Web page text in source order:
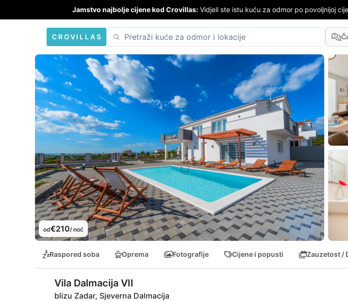
Jamstvo najbolje cijene kod Crovillas: Vidjeli ste istu kuću za odmor po povoljnijoj
CROVILLAS
od€210/ noć
Raspored soba Oprema Fotografije Cijene i popusti Zauzetost /
Vila Dalmacija VII
blizu Zadar, Sjeverna Dalmacija